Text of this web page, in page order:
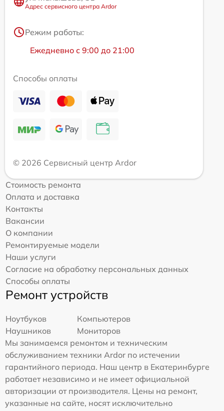
Адрес сервисного центра Ardor
Режим работы:
Ежедневно с 9:00 до 21:00
Способы оплаты
© 2026 Сервисный центр Ardor
Стоимость ремонта
Оплата и доставка
Контакты
Вакансии
О компании
Ремонтируемые модели
Наши услуги
Согласие на обработку персональных данных
Способы оплаты
Ремонт устройств
Ноутбуков
Компьютеров
Наушников
Мониторов
Мы занимаемся ремонтом и техническим
обслуживанием техники Ardor по истечении
гарантийного периода. Наш центр в Екатеринбурге
работает независимо и не имеет официальной
авторизации от производителя. Цены на ремонт,
указанные на сайте, носят исключительно